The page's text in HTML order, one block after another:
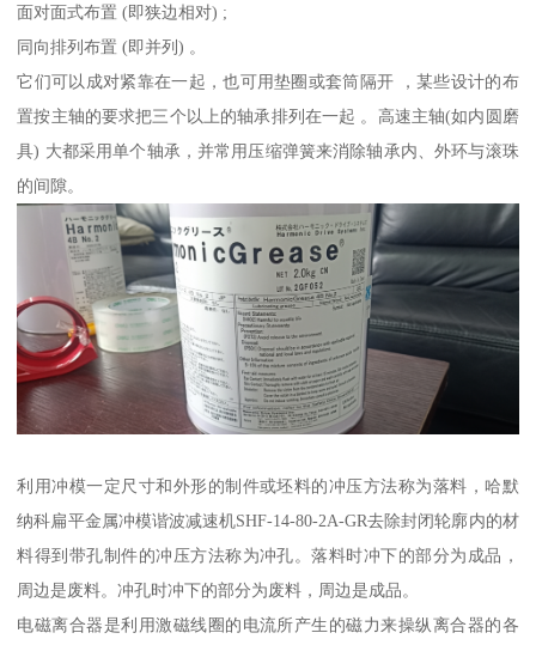
面对面式布置 (即狭边相对) ;
同向排列布置 (即并列) 。
它们可以成对紧靠在一起，也可用垫圈或套筒隔开 ，某些设计的布
置按主轴的要求把三个以上的轴承排列在一起 。高速主轴(如内圆磨
具) 大都采用单个轴承，并常用压缩弹簧来消除轴承内、外环与滚珠
的间隙。
利用冲模一定尺寸和外形的制件或坯料的冲压方法称为落料，哈默
纳科扁平金属冲模谐波减速机SHF-14-80-2A-GR去除封闭轮廓内的材
料得到带孔制件的冲压方法称为冲孔。落料时冲下的部分为成品，
周边是废料。冲孔时冲下的部分为废料，周边是成品。
电磁离合器是利用激磁线圈的电流所产生的磁力来操纵离合器的各